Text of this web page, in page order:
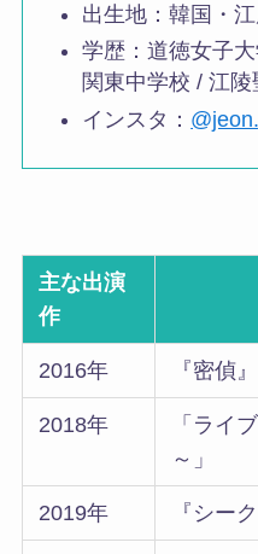
出生地：韓国・
学歴：道徳女子
関東中学校 / 江
インスタ：
主な出演
作
2016年 『密偵』
2018年
「ライ
～」
2019年 『シー